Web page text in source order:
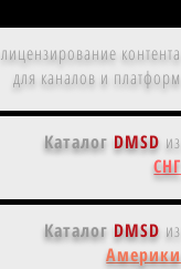
лицензирование контента
для каналов и платформ
КаталогDMSD из
СНГ
КаталогDMSD из
Америки